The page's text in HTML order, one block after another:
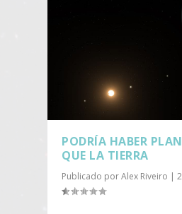
PODRÍA HABER
QUE LA TIERRA
Publicado porAlex Riveiro |